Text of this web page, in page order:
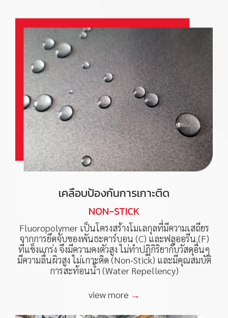
เคลือบป้องกันการเกาะติด
NON-STICK
Fluoropolymer เป็นโครงสร้างโมเลกุลที่มีความเสถียร
จากการยึดจับของพันธะคาร์บอน (C) และฟลูออรีน (F)
ที่แข็งแกร่ง จึงมีความคงตัวสูง ไม่ทำปฏิกิริยากับวัสดุอื่นๆ
มีความลื่นผิวสูง ไม่เกาะติด (Non-Stick) และมีคุณสมบัติ
การสะท้อนน้ำ (Water Repellency)
view more →